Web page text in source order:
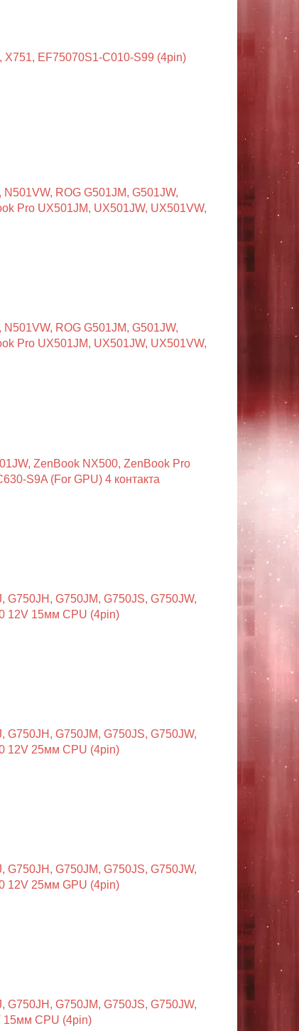
X751, EF75070S1-C010-S99 (4pin)
ROG G501JM, G501JW,
Pro UX501JM, UX501JW, UX501VW,
ROG G501JM, G501JW,
Pro UX501JM, UX501JW, UX501VW,
ZenBook NX500, ZenBook Pro
S9A (For GPU) 4 контакта
G750JH, G750JM, G750JS, G750JW,
12V 15мм CPU (4pin)
G750JH, G750JM, G750JS, G750JW,
12V 25мм CPU (4pin)
G750JH, G750JM, G750JS, G750JW,
12V 25мм GPU (4pin)
G750JH, G750JM, G750JS, G750JW,
15мм CPU (4pin)